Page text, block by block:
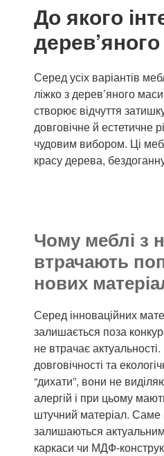
До якого
Серед усіх варіантів
ліжко з дерев’яного
створює відчуття
довговічне й естетичне
чудовим вибором. Ці
красу дерева,
Чому меблі з
втрачають
нових
Серед інноваційних
залишається поза
не втрачає
довговічності та
“дихати”, вони не
алергій і при цьому
штучний матеріал. Саме
залишаються
каркаси чи МДФ-